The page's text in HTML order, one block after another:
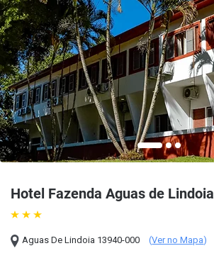
Hotel Fazenda Aguas de Lindoia
Aguas De Lindoia 13940-000 (Ver no Mapa)